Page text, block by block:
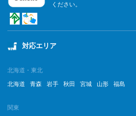
ください。
対応エリア
北海道・東北
北海道
青森 岩手 秋田 宮城 山形 福島
関東